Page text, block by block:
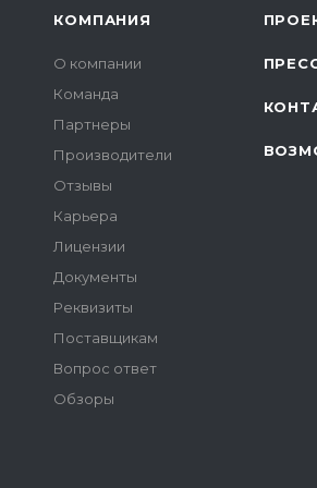
КОМПАНИЯ
О компании
Команда
Партнеры
Производители
Отзывы
Карьера
Лицензии
Документы
Реквизиты
Поставщикам
Вопрос ответ
Обзоры